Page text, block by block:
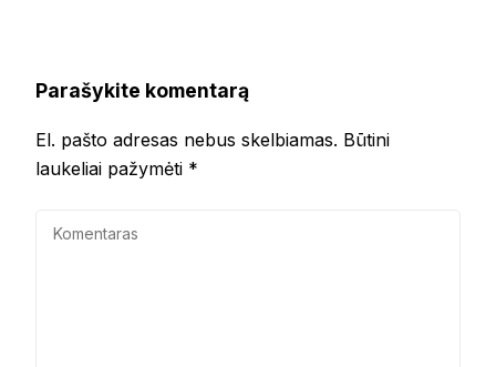
Parašykite komentarą
El. pašto adresas nebus skelbiamas. Būtini
laukeliai pažymėti *